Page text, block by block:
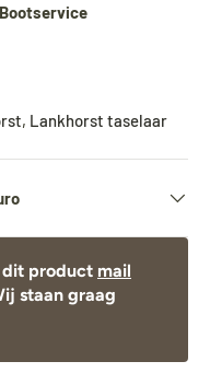
, Lankhorst taselaar
dit product mail
staan graag